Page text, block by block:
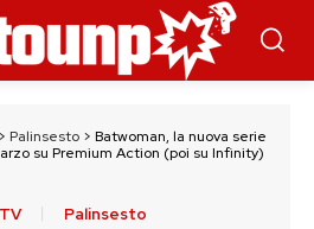
Palinsesto> Batwoman, la nuova serie
su Premium Action (poi su Infinity)
Palinsesto